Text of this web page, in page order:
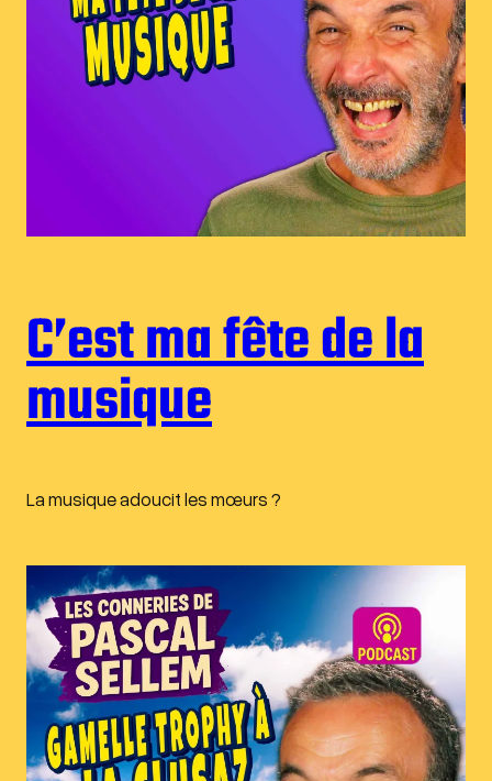
C’est ma fête de la
musique
La musique adoucit les mœurs ?